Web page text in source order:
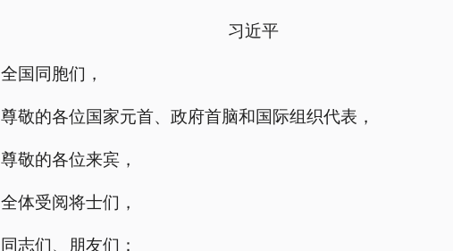
习近平
全国同胞们，
尊敬的各位国家元首、政府首脑和国际组织代表，
尊敬的各位来宾，
全体受阅将士们，
同志们、朋友们：